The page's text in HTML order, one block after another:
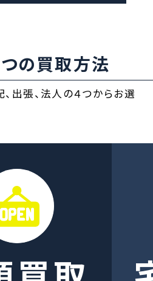
の買取方法
出張、法人の４つからお選